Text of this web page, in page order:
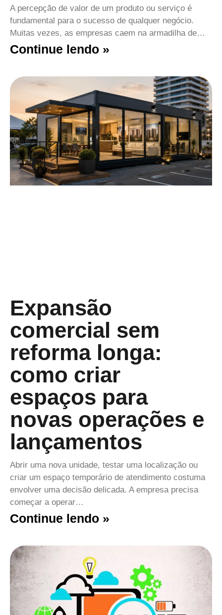
A percepção de valor de um produto ou serviço é
fundamental para o sucesso de qualquer negócio.
Muitas vezes, as empresas caem na armadilha de…
Continue lendo »
Expansão
comercial sem
reforma longa:
como criar
espaços para
novas operações e
lançamentos
Abrir uma nova unidade, testar uma localização ou
criar um espaço temporário de atendimento costuma
envolver uma decisão delicada. A empresa precisa
começar a operar…
Continue lendo »